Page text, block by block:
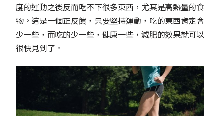
度的運動之後反而吃不下很多東西，尤其是高熱量的食
物。這是一個正反饋，只要堅持運動，吃的東西肯定會
少一些，而吃的少一些，健康一些，減肥的效果就可以
很快見到了。